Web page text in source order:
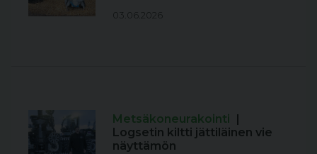
03.06.2026
Metsäkoneurakointi
Logsetin kiltti jättiläinen vie
näyttämön